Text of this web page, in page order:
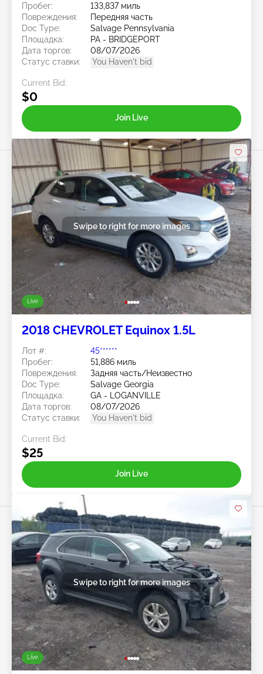
Пробег:
133,837 миль
Повреждения:
Передняя часть
Doc Type:
Salvage Pennsylvania
Площадка:
PA - BRIDGEPORT
Дата торгов:
08/07/2026
Статус ставки:
You Haven't bid
Current Bid:
$0
Join Live
Live
Swipe to right for more images
2018 CHEVROLET Equinox 1.5L
Лот #:
45******
Пробег:
51,886 миль
Повреждения:
Задняя часть/Неизвестно
Doc Type:
Salvage Georgia
Площадка:
GA - LOGANVILLE
Дата торгов:
08/07/2026
Статус ставки:
You Haven't bid
Current Bid:
$25
Join Live
Live
Swipe to right for more images